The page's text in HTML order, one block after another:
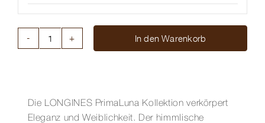
MM
Menge
In den Warenkorb
Die LONGINES PrimaLuna Kollektion verkörpert
Eleganz und Weiblichkeit. Der himmlische